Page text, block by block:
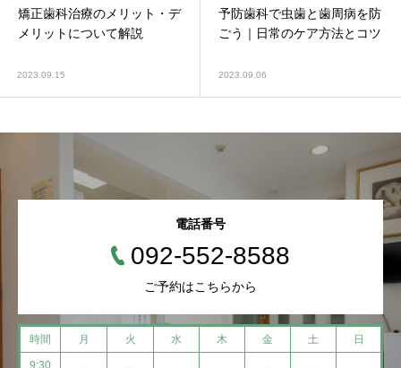
矯正歯科治療のメリット・デ
メリットについて解説
2023.09.15
予防歯科で虫歯と歯周病を防
ごう｜日常のケア方法とコツ
2023.09.06
電話番号
092-552-8588
ご予約はこちらから
時間 月 火 水 木 金 土 日
9:30